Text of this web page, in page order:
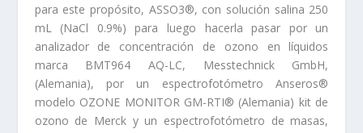
para este propósito, ASSO3®, con solución salina 250
mL (NaCl 0.9%) para luego hacerla pasar por un
analizador de concentración de ozono en líquidos
marca BMT964 AQ-LC, Messtechnick GmbH,
(Alemania), por un espectrofotómetro Anseros®
modelo OZONE MONITOR GM-RTI® (Alemania) kit de
ozono de Merck y un espectrofotómetro de masas,